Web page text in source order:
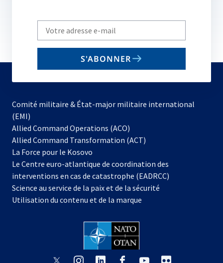
Write
your
email
S'ABONNER
Comité militaire & État-major militaire international
(EMI)
Allied Command Operations (ACO)
Allied Command Transformation (ACT)
La Force pour le Kosovo
dans
un
nouvel
onglet
Le Centre euro-atlantique de coordination des
interventions en cas de catastrophe (EADRCC)
Science au service de la paix et de la sécurité
Utilisation du contenu et de la marque
s’ouvres’ouvres’ouvres’ouvres’ouvre